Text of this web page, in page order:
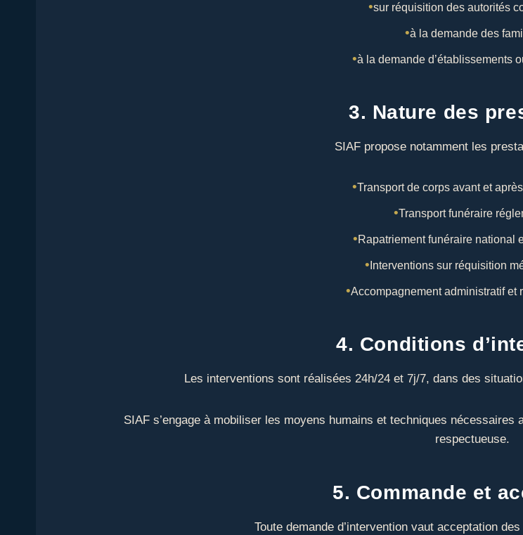
sur réquisition des autorités
à la demande des
à la demande d’établissements
3. Nature des
SIAF propose notamment les
Transport de corps avant et
Transport funéraire
Rapatriement funéraire national
Interventions sur réquisition
Accompagnement administratif et
4. Conditions
Les interventions sont réalisées 24h/24 et 7j/7, dans des
SIAF s’engage à mobiliser les moyens humains et techniques
respectueuse.
5. Commande et
Toute demande d’intervention vaut acceptation